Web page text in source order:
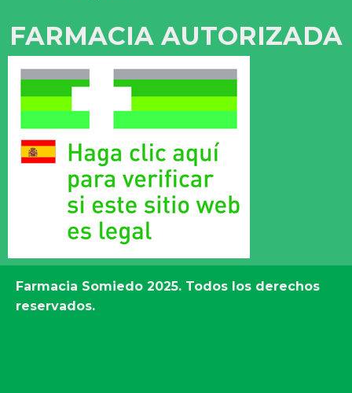
FARMACIA AUTORIZADA
Farmacia Somiedo 2025. Todos los derechos
reservados.